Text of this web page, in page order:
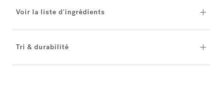
Voir la liste d'ingrédients
Tri & durabilité